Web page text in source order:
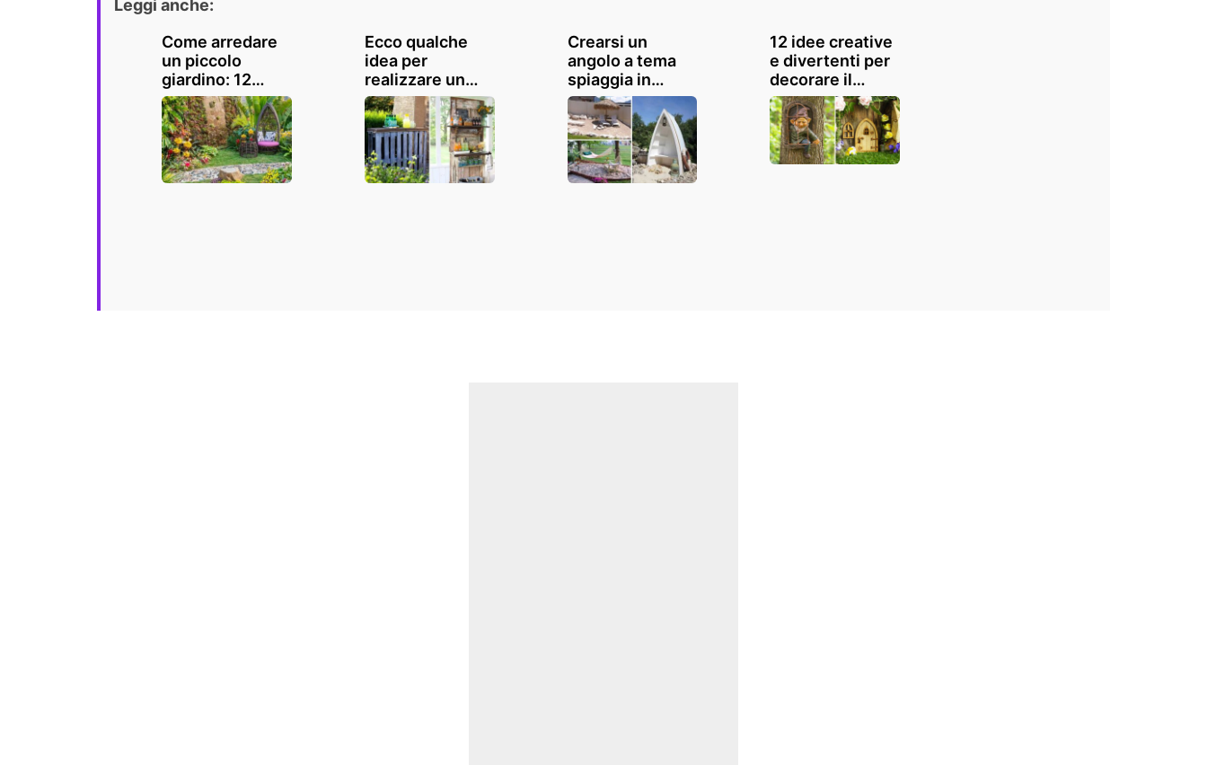
Leggi anche:
Come arredare
un piccolo
giardino: 12
belli, piccoli
giardini da
copiare
Ecco qualche
idea per
realizzare un
angolo bar fai da
te in giardino:
ispiratevi
Crearsi un
angolo a tema
spiaggia in
giardino: le idee
più fantasiose
per ispirarsi
12 idee creative
e divertenti per
decorare il
giardino fai da
te: ispiratevi